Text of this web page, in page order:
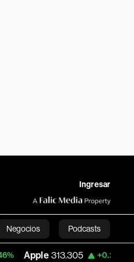
Ingresar
Negocios Podcasts
313.305 +0.25% USD COP